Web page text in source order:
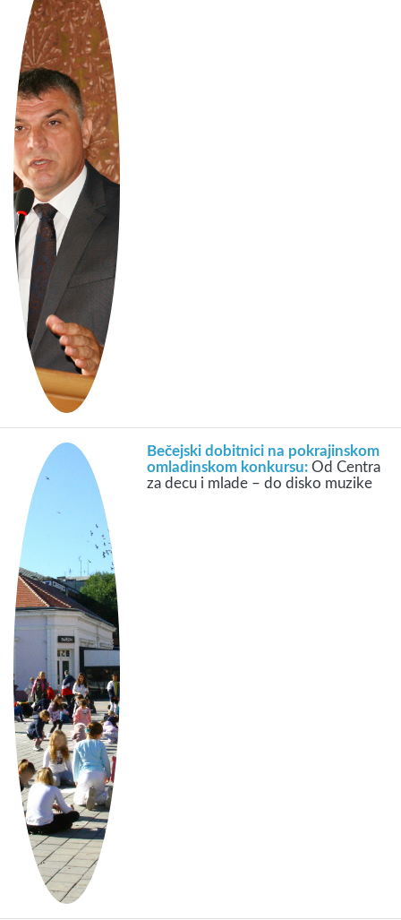
Bečejski dobitnici na pokrajinskom
omladinskom konkursu:Od Centra
za decu i mlade – do disko muzike